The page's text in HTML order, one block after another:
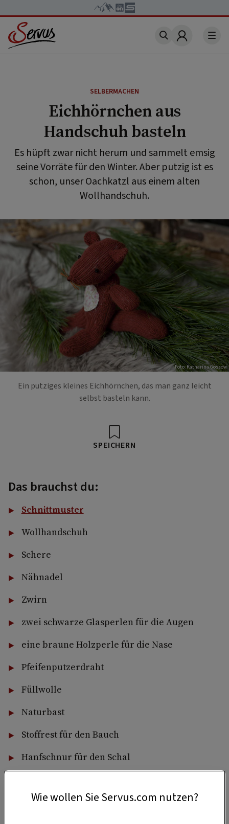
Account
SELBERMACHEN
Eichhörnchen aus
Handschuh basteln
Es hüpft zwar nicht herum und sammelt emsig
seine Vorräte für den Winter. Aber putzig ist es
schon, unser Oachkatzl aus einem alten
Wollhandschuh.
Foto: Katharina Gossow
Ein putziges kleines Eichhörnchen, das man ganz leicht
selbst basteln kann.
SPEICHERN
Das brauchst du:
Schnittmuster
Wollhandschuh
Schere
Nähnadel
Zwirn
zwei schwarze Glasperlen für die Augen
eine braune Holzperle für die Nase
Pfeifenputzerdraht
Füllwolle
Naturbast
Stoffrest für den Bauch
Hanfschnur für den Schal
Wie wollen Sie Servus.com nutzen?